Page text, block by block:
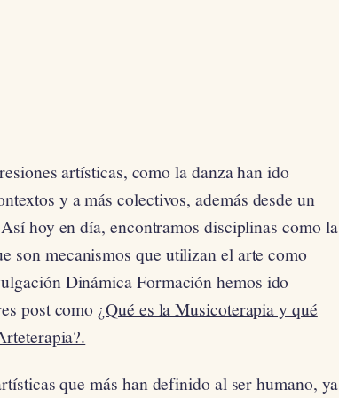
artísticas, como la danza han ido
y a más colectivos, además desde un
hoy en día, encontramos disciplinas como la
mecanismos que utilizan el arte como
Dinámica Formación hemos ido
post como ¿Qué es la Musicoterapia y qué
que más han definido al ser humano, ya